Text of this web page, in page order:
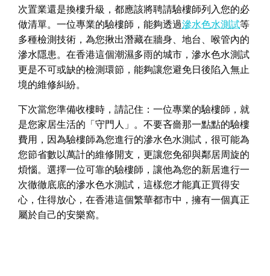
次置業還是換樓升級，都應該將聘請驗樓師列入您的必
做清單。一位專業的驗樓師，能夠透過滲水色水測試等
多種檢測技術，為您揪出潛藏在牆身、地台、喉管內的
滲水隱患。在香港這個潮濕多雨的城市，滲水色水測試
更是不可或缺的檢測環節，能夠讓您避免日後陷入無止
境的維修糾紛。
下次當您準備收樓時，請記住：一位專業的驗樓師，就
是您家居生活的「守門人」。不要吝嗇那一點點的驗樓
費用，因為驗樓師為您進行的滲水色水測試，很可能為
您節省數以萬計的維修開支，更讓您免卻與鄰居周旋的
煩惱。選擇一位可靠的驗樓師，讓他為您的新居進行一
次徹徹底底的滲水色水測試，這樣您才能真正買得安
心，住得放心，在香港這個繁華都市中，擁有一個真正
屬於自己的安樂窩。